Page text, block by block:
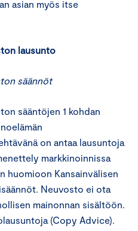
asian myös itse
lausunto
säännöt
sääntöjen 1 kohdan
on antaa lausuntoja
markkinoinnissa
huomioon Kansainvälisen
Neuvosto ei ota
mainonnan sisältöön.
(Copy Advice).